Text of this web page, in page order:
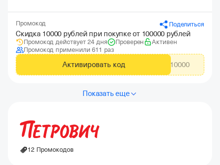
Промокод Поделиться
Скидка 10000 рублей при покупке от 100000 рублей
Промокод действует 24 дня Проверен
Активен
Промокод применили 611 раз
Активировать код TDW10000
Показать еще
12 Промокодов